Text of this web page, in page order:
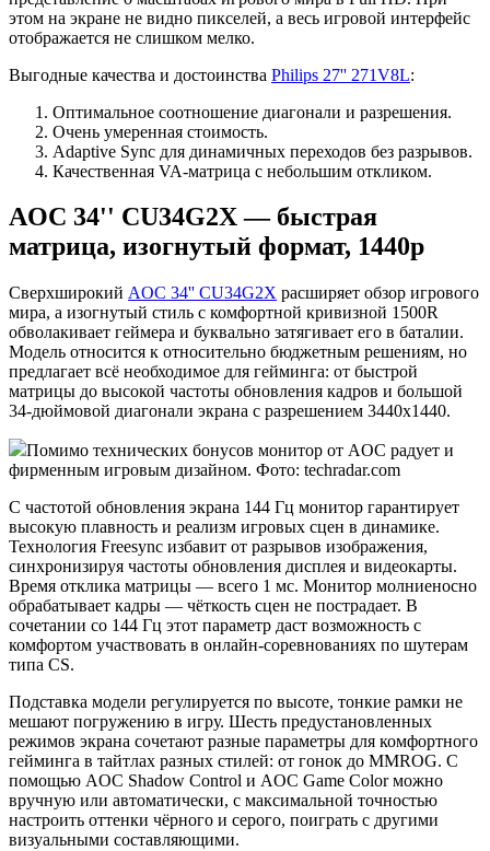
этом на экране не видно пикселей, а весь игровой интерфейс
отображается не слишком мелко.
Выгодные качества и достоинства Philips 27'' 271V8L:
Оптимальное соотношение диагонали и разрешения.
Очень умеренная стоимость.
Adaptive Sync для динамичных переходов без разрывов.
Качественная VA-матрица с небольшим откликом.
AOC 34'' CU34G2X — быстрая
матрица, изогнутый формат, 1440p
Сверхширокий AOC 34'' CU34G2X расширяет обзор игрового
мира, а изогнутый стиль с комфортной кривизной 1500R
обволакивает геймера и буквально затягивает его в баталии.
Модель относится к относительно бюджетным решениям, но
предлагает всё необходимое для гейминга: от быстрой
матрицы до высокой частоты обновления кадров и большой
34-дюймовой диагонали экрана с разрешением 3440x1440.
Помимо технических бонусов монитор от AOC радует и
фирменным игровым дизайном. Фото: techradar.com
С частотой обновления экрана 144 Гц монитор гарантирует
высокую плавность и реализм игровых сцен в динамике.
Технология Freesync избавит от разрывов изображения,
синхронизируя частоты обновления дисплея и видеокарты.
Время отклика матрицы — всего 1 мс. Монитор молниеносно
обрабатывает кадры — чёткость сцен не пострадает. В
сочетании со 144 Гц этот параметр даст возможность с
комфортом участвовать в онлайн-соревнованиях по шутерам
типа CS.
Подставка модели регулируется по высоте, тонкие рамки не
мешают погружению в игру. Шесть предустановленных
режимов экрана сочетают разные параметры для комфортного
гейминга в тайтлах разных стилей: от гонок до MMROG. С
помощью AOC Shadow Control и AOC Game Color можно
вручную или автоматически, с максимальной точностью
настроить оттенки чёрного и серого, поиграть с другими
визуальными составляющими.